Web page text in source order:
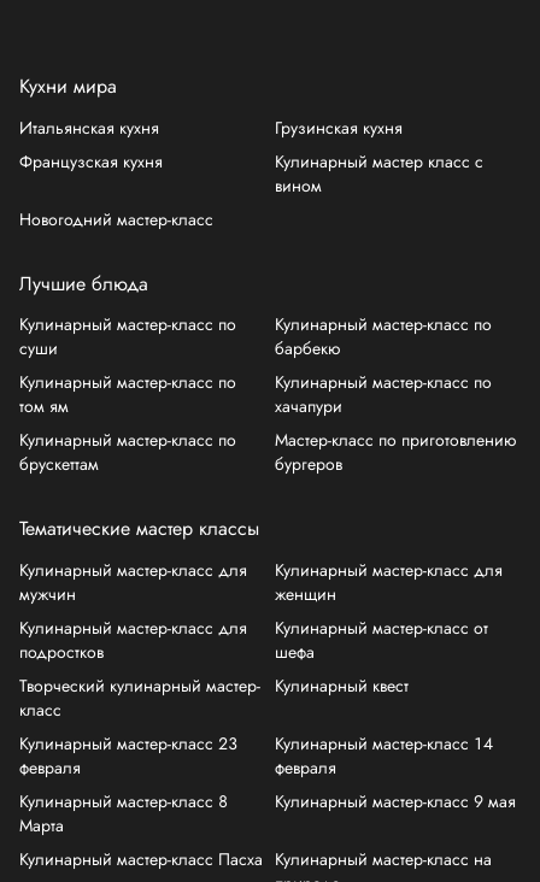
Кухни мира
Итальянская кухня
Грузинская кухня
Французская кухня
Кулинарный мастер класс с
вином
Новогодний мастер-класс
Лучшие блюда
Кулинарный мастер-класс по
суши
Кулинарный мастер-класс по
барбекю
Кулинарный мастер-класс по
том ям
Кулинарный мастер-класс по
хачапури
Кулинарный мастер-класс по
брускеттам
Мастер-класс по приготовлению
бургеров
Тематические мастер классы
Кулинарный мастер-класс для
мужчин
Кулинарный мастер-класс для
женщин
Кулинарный мастер-класс для
подростков
Кулинарный мастер-класс от
шефа
Творческий кулинарный мастер-
класс
Кулинарный квест
Кулинарный мастер-класс 23
февраля
Кулинарный мастер-класс 14
февраля
Кулинарный мастер-класс 8
Марта
Кулинарный мастер-класс 9 мая
Кулинарный мастер-класс Пасха Кулинарный мастер-класс на